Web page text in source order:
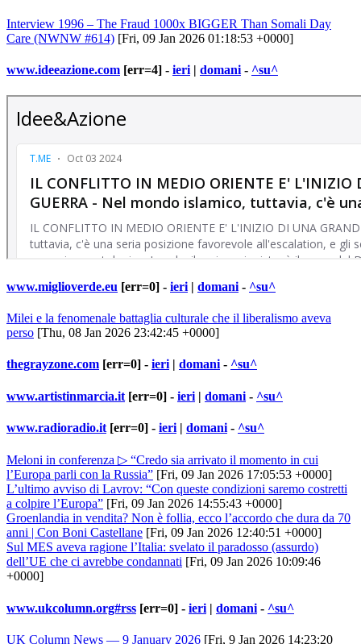
Interview 1996 – The Fraud 1000x BIGGER Than Somali Day
Care (NWNW #614) [Fri, 09 Jan 2026 01:18:53 +0000]
www.ideeazione.com [err=4] - ieri | domani - ^su^
www.miglioverde.eu [err=0] - ieri | domani - ^su^
Milei e la fenomenale battaglia culturale che il liberalismo aveva
perso [Thu, 08 Jan 2026 23:42:45 +0000]
thegrayzone.com [err=0] - ieri| domani- ^su^
www.artistinmarcia.it [err=0] - ieri | domani - ^su^
www.radioradio.it [err=0] - ieri | domani - ^su^
Meloni in conferenza ▷ “Credo sia arrivato il momento in cui
l’Europa parli con la Russia” [Fri, 09 Jan 2026 17:05:53 +0000]
L’ultimo avviso di Lavrov: “Con queste condizioni saremo costretti
a colpire l’Europa” [Fri, 09 Jan 2026 14:55:43 +0000]
Groenlandia in vendita? Non è follia, ecco l’accordo che dura da 70
anni | Con Boni Castellane [Fri, 09 Jan 2026 12:40:51 +0000]
Sul MES aveva ragione l’Italia: svelato il paradosso (assurdo)
dell’UE che ci avrebbe condannati [Fri, 09 Jan 2026 10:09:46
+0000]
www.ukcolumn.org#rss [err=0] - ieri | domani - ^su^
UK Column News — 9 January 2026 [Fri, 9 Jan 2026 14:23:20